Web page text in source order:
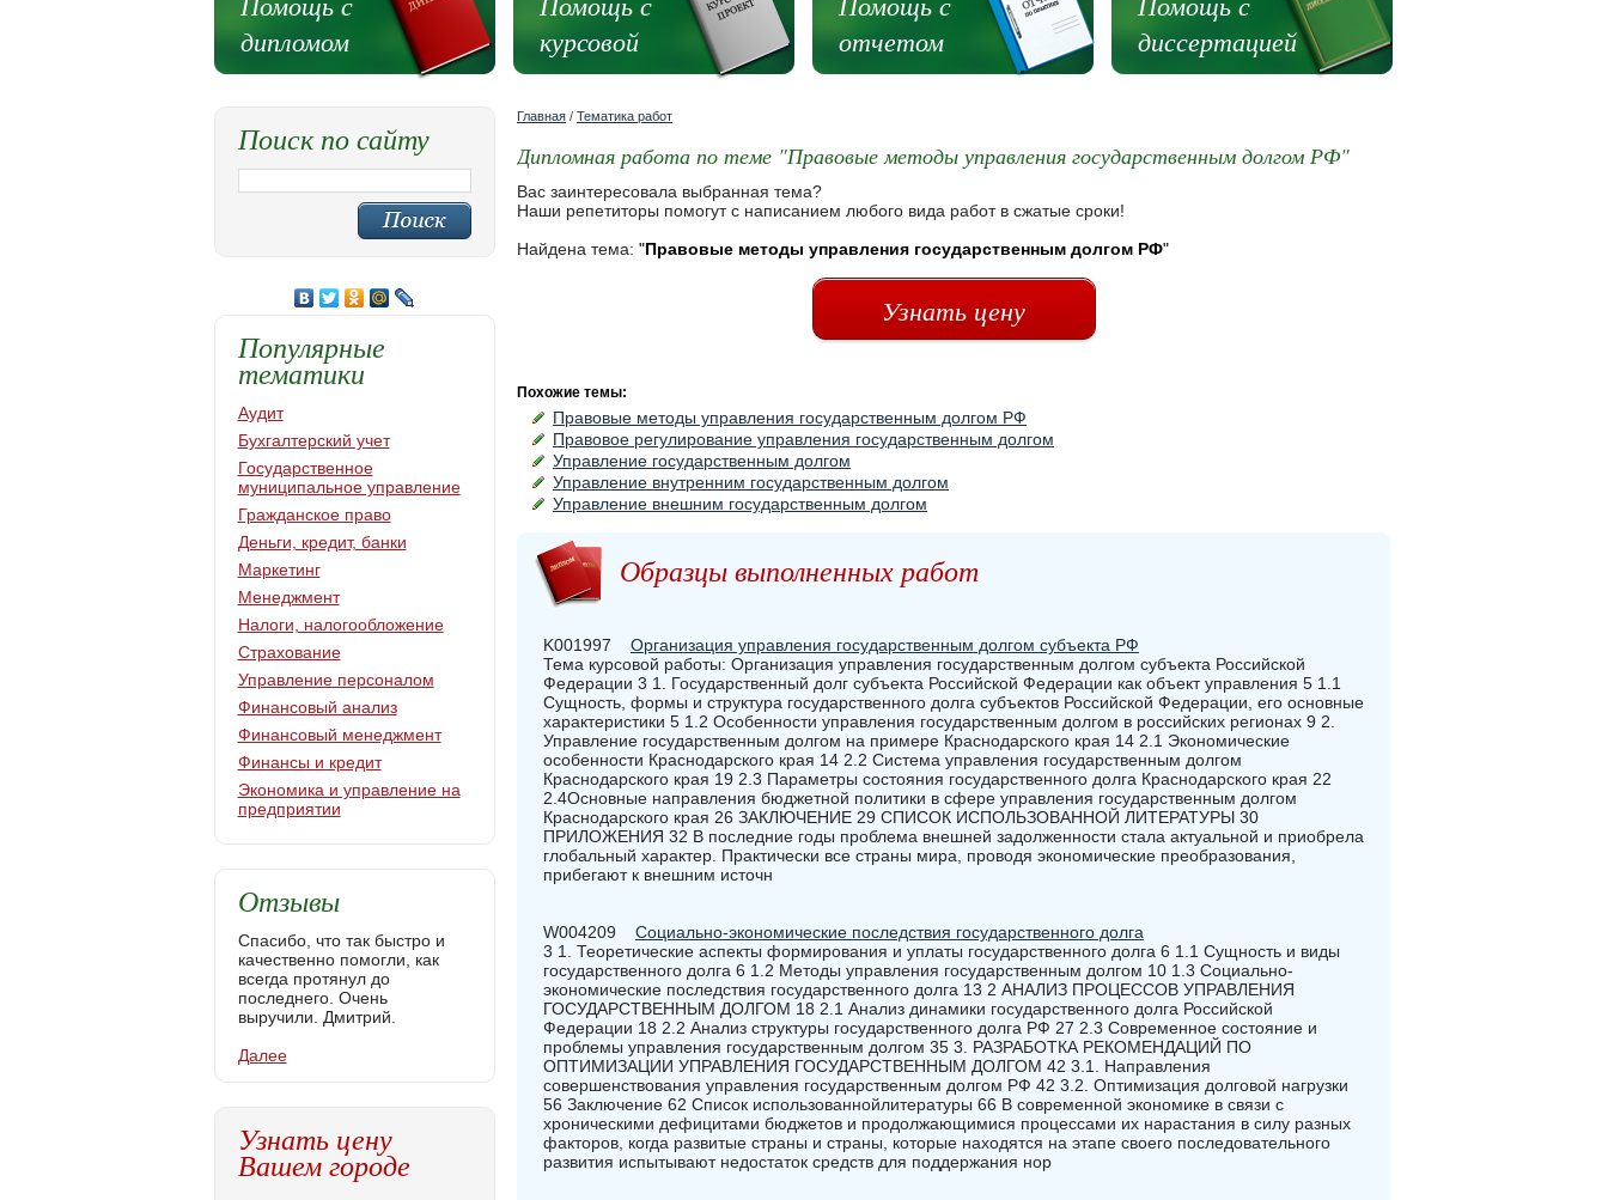
дипломом
курсовой
отчетом
диссертацией
Главная / Тематика работ
Дипломная работа по теме "Правовые методы управления государственным долгом РФ"
Вас заинтересовала выбранная тема?
Наши репетиторы помогут с написанием любого вида работ в сжатые сроки!
Найдена тема: "Правовые методы управления государственным долгом РФ"
Узнать цену
Похожие темы:
Правовые методы управления государственным долгом РФ
Правовое регулирование управления государственным долгом
Управление государственным долгом
Управление внутренним государственным долгом
Управление внешним государственным долгом
Образцы выполненных работ
K001997 Организация управления государственным долгом субъекта РФ
Тема курсовой работы: Организация управления государственным долгом субъекта Российской
Федерации 3 1. Государственный долг субъекта Российской Федерации как объект управления 5 1.1
Сущность, формы и структура государственного долга субъектов Российской Федерации, его основные
характеристики 5 1.2 Особенности управления государственным долгом в российских регионах 9 2.
Управление государственным долгом на примере Краснодарского края 14 2.1 Экономические
особенности Краснодарского края 14 2.2 Система управления государственным долгом
Краснодарского края 19 2.3 Параметры состояния государственного долга Краснодарского края 22
2.4Основные направления бюджетной политики в сфере управления государственным долгом
Краснодарского края 26 ЗАКЛЮЧЕНИЕ 29 СПИСОК ИСПОЛЬЗОВАННОЙ ЛИТЕРАТУРЫ 30
ПРИЛОЖЕНИЯ 32 В последние годы проблема внешней задолженности стала актуальной и приобрела
глобальный характер. Практически все страны мира, проводя экономические преобразования,
прибегают к внешним источн
W004209 Социально-экономические последствия государственного долга
3 1. Теоретические аспекты формирования и уплаты государственного долга 6 1.1 Сущность и виды
государственного долга 6 1.2 Методы управления государственным долгом 10 1.3 Социально-
экономические последствия государственного долга 13 2 АНАЛИЗ ПРОЦЕССОВ УПРАВЛЕНИЯ
ГОСУДАРСТВЕННЫМ ДОЛГОМ 18 2.1 Анализ динамики государственного долга Российской
Федерации 18 2.2 Анализ структуры государственного долга РФ 27 2.3 Современное состояние и
проблемы управления государственным долгом 35 3. РАЗРАБОТКА РЕКОМЕНДАЦИЙ ПО
ОПТИМИЗАЦИИ УПРАВЛЕНИЯ ГОСУДАРСТВЕННЫМ ДОЛГОМ 42 3.1. Направления
совершенствования управления государственным долгом РФ 42 3.2. Оптимизация долговой нагрузки
56 Заключение 62 Список использованнойлитературы 66 В современной экономике в связи с
хроническими дефицитами бюджетов и продолжающимися процессами их нарастания в силу разных
факторов, когда развитые страны и страны, которые находятся на этапе своего последовательного
развития испытывают недостаток средств для поддержания нор
Поиск по сайту
Популярные
тематики
Аудит
Бухгалтерский учет
Государственное
муниципальное управление
Гражданское право
Деньги, кредит, банки
Маркетинг
Менеджмент
Налоги, налогообложение
Страхование
Управление персоналом
Финансовый анализ
Финансовый менеджмент
Финансы и кредит
Экономика и управление на
предприятии
Отзывы
Спасибо, что так быстро и
качественно помогли, как
всегда протянул до
последнего. Очень
выручили. Дмитрий.
Далее
Узнать цену
Вашем городе